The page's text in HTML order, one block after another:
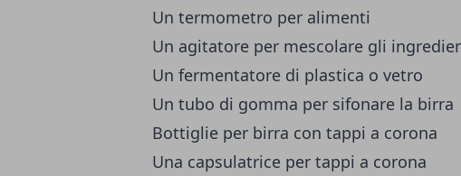
Un termometro per alimenti
Un agitatore per mescolare gli
Un fermentatore di plastica o vetro
Un tubo di gomma per sifonare la birra
Bottiglie per birra con tappi a corona
Una capsulatrice per tappi a corona